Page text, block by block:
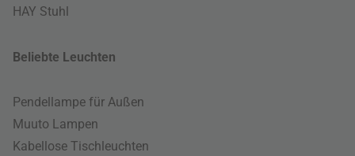
HAY Stuhl
Beliebte Leuchten
Pendellampe für Außen
Muuto Lampen
Kabellose Tischleuchten